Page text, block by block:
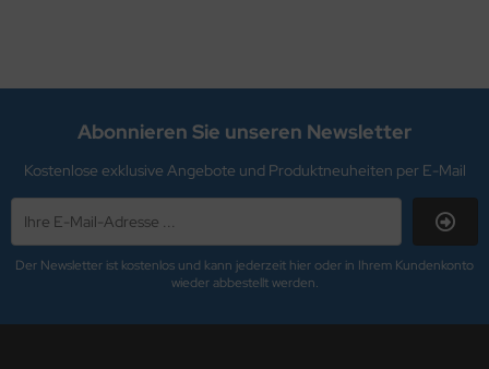
Abonnieren Sie unseren Newsletter
Kostenlose exklusive Angebote und Produktneuheiten per E-Mail
Der Newsletter ist kostenlos und kann jederzeit hier oder in Ihrem Kundenkonto
wieder abbestellt werden.
ABSORB